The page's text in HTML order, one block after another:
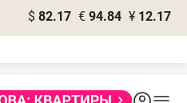
$ 82.17 € 94.84 ¥ 12.17